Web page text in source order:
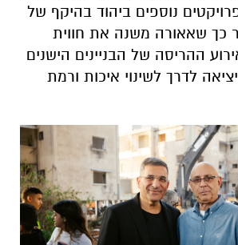
נוספים ביהוד בהיקף של
דיור כך שאאורה משנה את חווית
ההריסה של הבניינים הישנים
לדרך לשינוי איכות ורמת